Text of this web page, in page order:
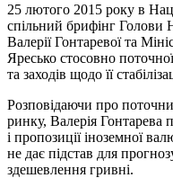
25 лютого 2015 року в
спільний брифінг Голови
Валерії Гонтаревої та
Яресько стосовно
та заходів щодо її
Розповідаючи про
ринку, Валерія Гонтарева
і пропозиції іноземної
не дає підстав для
здешевлення гривні.